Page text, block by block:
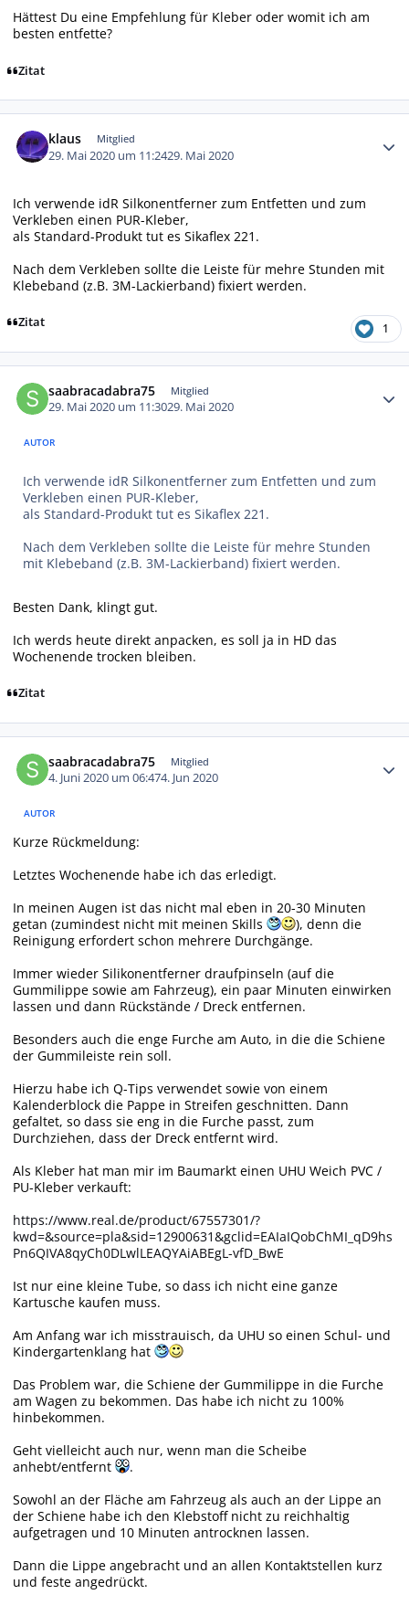
Hättest Du eine Empfehlung für Kleber oder womit ich am
besten entfette?
Zitat
klaus Mitglied
29. Mai 2020 um 11:2429. Mai 2020
Ich verwende idR Silkonentferner zum Entfetten und zum
Verkleben einen PUR-Kleber,
als Standard-Produkt tut es Sikaflex 221.
Nach dem Verkleben sollte die Leiste für mehre Stunden mit
Klebeband (z.B. 3M-Lackierband) fixiert werden.
Zitat 1
saabracadabra75 Mitglied
29. Mai 2020 um 11:3029. Mai 2020
AUTOR
Ich verwende idR Silkonentferner zum Entfetten und zum
Verkleben einen PUR-Kleber,
als Standard-Produkt tut es Sikaflex 221.
Nach dem Verkleben sollte die Leiste für mehre Stunden
mit Klebeband (z.B. 3M-Lackierband) fixiert werden.
Besten Dank, klingt gut.
Ich werds heute direkt anpacken, es soll ja in HD das
Wochenende trocken bleiben.
Zitat
saabracadabra75 Mitglied
4. Juni 2020 um 06:474. Jun 2020
AUTOR
Kurze Rückmeldung:
Letztes Wochenende habe ich das erledigt.
In meinen Augen ist das nicht mal eben in 20-30 Minuten
getan (zumindest nicht mit meinen Skills
), denn die
Reinigung erfordert schon mehrere Durchgänge.
Immer wieder Silikonentferner draufpinseln (auf die
Gummilippe sowie am Fahrzeug), ein paar Minuten einwirken
lassen und dann Rückstände / Dreck entfernen.
Besonders auch die enge Furche am Auto, in die die Schiene
der Gummileiste rein soll.
Hierzu habe ich Q-Tips verwendet sowie von einem
Kalenderblock die Pappe in Streifen geschnitten. Dann
gefaltet, so dass sie eng in die Furche passt, zum
Durchziehen, dass der Dreck entfernt wird.
Als Kleber hat man mir im Baumarkt einen UHU Weich PVC /
PU-Kleber verkauft:
https://www.real.de/product/67557301/?
kwd=&source=pla&sid=12900631&gclid=EAIaIQobChMI_qD9hs
Pn6QIVA8qyCh0DLwlLEAQYAiABEgL-vfD_BwE
Ist nur eine kleine Tube, so dass ich nicht eine ganze
Kartusche kaufen muss.
Am Anfang war ich misstrauisch, da UHU so einen Schul- und
Kindergartenklang hat
Das Problem war, die Schiene der Gummilippe in die Furche
am Wagen zu bekommen. Das habe ich nicht zu 100%
hinbekommen.
Geht vielleicht auch nur, wenn man die Scheibe
anhebt/entfernt
.
Sowohl an der Fläche am Fahrzeug als auch an der Lippe an
der Schiene habe ich den Klebstoff nicht zu reichhaltig
aufgetragen und 10 Minuten antrocknen lassen.
Dann die Lippe angebracht und an allen Kontaktstellen kurz
und feste angedrückt.